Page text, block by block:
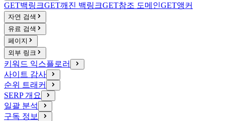
GET백링크GET깨진 백링크GET참조 도메인GET앵커
자연 검색
유료 검색
페이지
외부 링크
키워드 익스플로러
사이트 감사
순위 트래커
SERP 개요
일괄 분석
구독 정보